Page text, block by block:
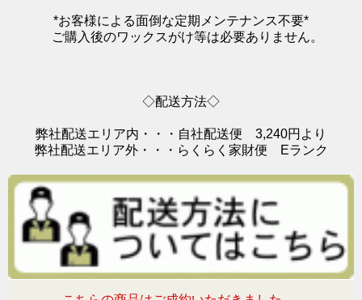
*お客様による面倒な定期メンテナンス不要*
ご購入後のワックスがけ等は必要ありません。
◇配送方法◇
弊社配送エリア内・・・自社配送便 3,240円より
弊社配送エリア外・・・らくらく家財便 Eランク